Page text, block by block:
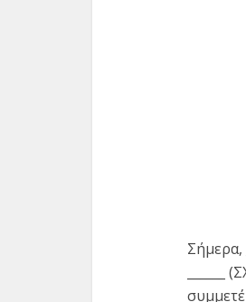
Σήμερα,
______